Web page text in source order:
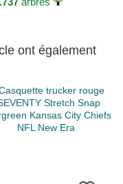
ont également